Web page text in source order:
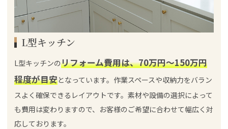
L型キッチン
L型キッチンのリフォーム費用は、70万円～150万円
程度が目安となっています。作業スペースや収納力をバラン
スよく確保できるレイアウトです。素材や設備の選択によって
も費用は変わりますので、お客様のご希望に合わせて幅広く対
応しております。